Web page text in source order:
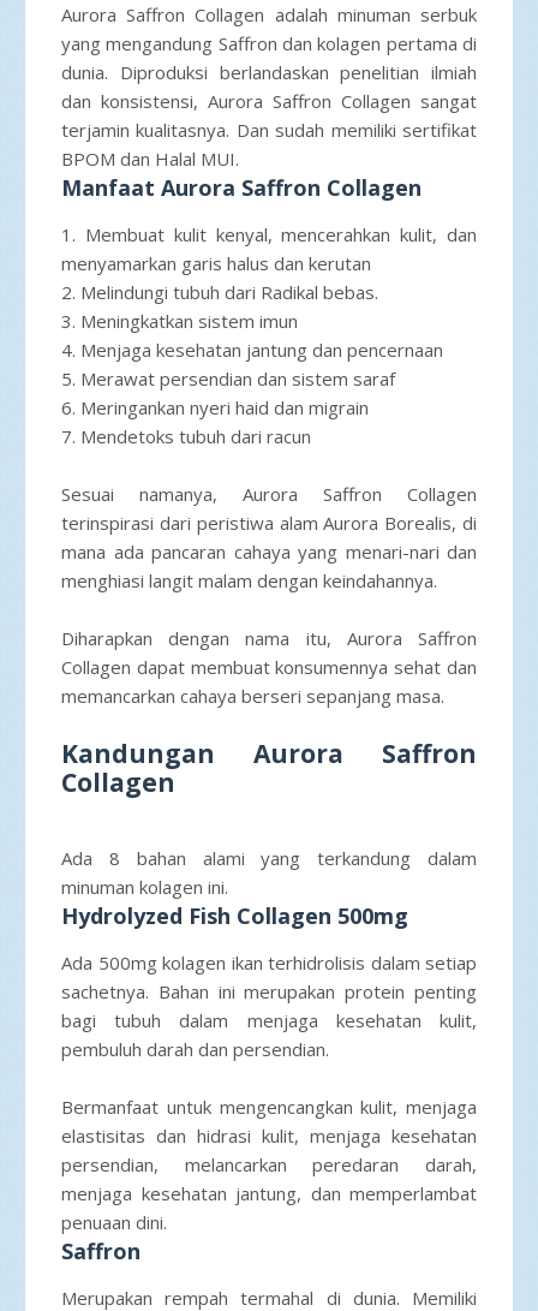
Aurora Saffron Collagen adalah minuman serbuk
yang mengandung Saffron dan kolagen pertama di
dunia. Diproduksi berlandaskan penelitian ilmiah
dan konsistensi, Aurora Saffron Collagen sangat
terjamin kualitasnya. Dan sudah memiliki sertifikat
BPOM dan Halal MUI.
Manfaat Aurora Saffron Collagen
1. Membuat kulit kenyal, mencerahkan kulit, dan
menyamarkan garis halus dan kerutan
2. Melindungi tubuh dari Radikal bebas.
3. Meningkatkan sistem imun
4. Menjaga kesehatan jantung dan pencernaan
5. Merawat persendian dan sistem saraf
6. Meringankan nyeri haid dan migrain
7. Mendetoks tubuh dari racun
Sesuai namanya, Aurora Saffron Collagen
terinspirasi dari peristiwa alam Aurora Borealis, di
mana ada pancaran cahaya yang menari-nari dan
menghiasi langit malam dengan keindahannya.
Diharapkan dengan nama itu, Aurora Saffron
Collagen dapat membuat konsumennya sehat dan
memancarkan cahaya berseri sepanjang masa.
Kandungan Aurora Saffron
Collagen
Ada 8 bahan alami yang terkandung dalam
minuman kolagen ini.
Hydrolyzed Fish Collagen 500mg
Ada 500mg kolagen ikan terhidrolisis dalam setiap
sachetnya. Bahan ini merupakan protein penting
bagi tubuh dalam menjaga kesehatan kulit,
pembuluh darah dan persendian.
Bermanfaat untuk mengencangkan kulit, menjaga
elastisitas dan hidrasi kulit, menjaga kesehatan
persendian, melancarkan peredaran darah,
menjaga kesehatan jantung, dan memperlambat
penuaan dini.
Saffron
Merupakan rempah termahal di dunia. Memiliki